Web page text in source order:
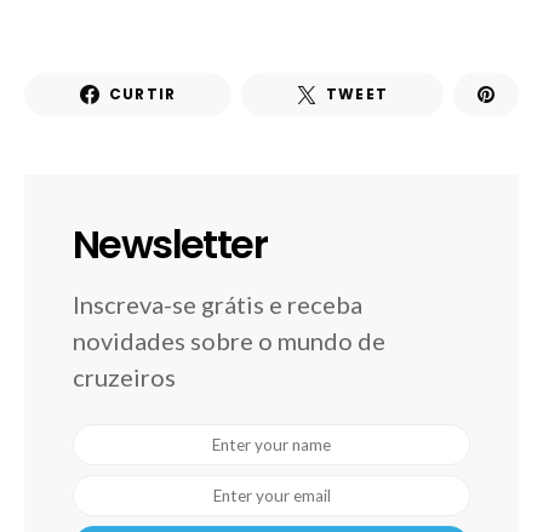
CURTIR TWEET
Newsletter
Inscreva-se grátis e receba
novidades sobre o mundo de
cruzeiros